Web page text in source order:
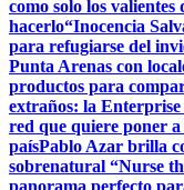
como solo los
hacerlo“Inocencia
para refugiarse del
Punta Arenas con
productos para
extraños: la
red que quiere poner
paísPablo Azar brilla
sobrenatural “Nurse
panorama perfecto